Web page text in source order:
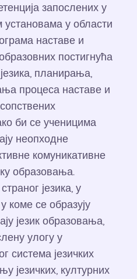
запослених у
у области
наставе и
постигнућа
планирања,
процеса наставе и
би се ученицима
неопходне
комуникативне
образовања.
језика, у
коме се образују
језик образовања,
улогу у
језичких
језичких, културних